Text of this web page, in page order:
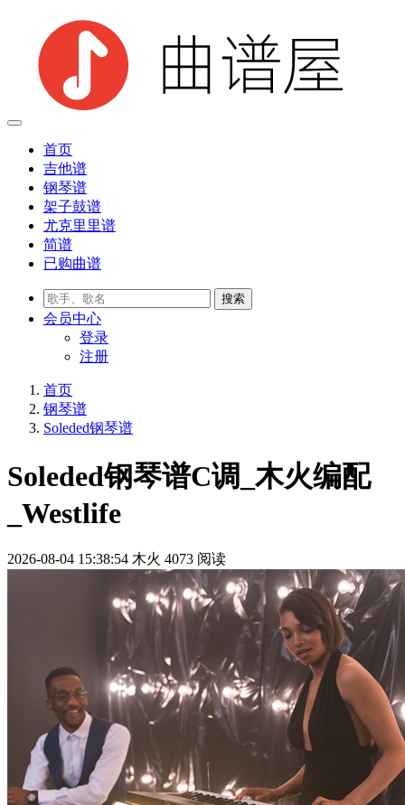
首页
吉他谱
钢琴谱
架子鼓谱
尤克里里谱
简谱
已购曲谱
会员中心
登录
注册
首页
钢琴谱
Soleded钢琴谱
Soleded钢琴谱C调_木火编配
_Westlife
2026-08-04 15:38:54 木火 4073 阅读